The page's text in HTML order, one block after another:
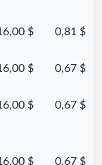
$ 0,81 $
$ 0,67 $
$ 0,67 $
$ 0,67 $